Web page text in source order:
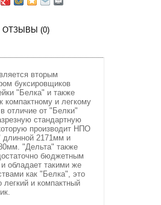
ОТЗЫВЫ (0)
вторым
буксировщиков
"Белка" и также
компактному и легкому
отличие от "Белки"
стандартную
производит НПО
длинной 2171мм и
"Дельта" также
бюджетным
обладает такими же
как "Белка", это
легкий и компактный